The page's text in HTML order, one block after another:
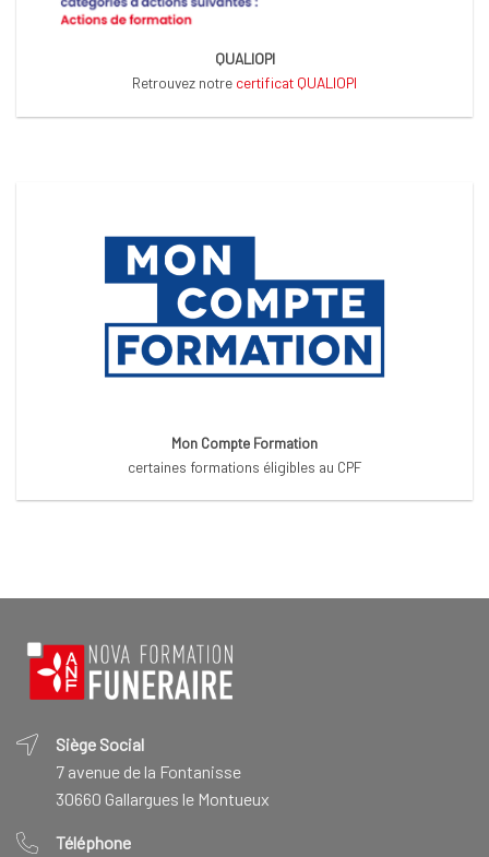
QUALIOPI
Retrouvez notre certificat QUALIOPI
Mon Compte Formation
certaines formations éligibles au CPF
Siège Social
7 avenue de la Fontanisse
30660 Gallargues le Montueux
Téléphone